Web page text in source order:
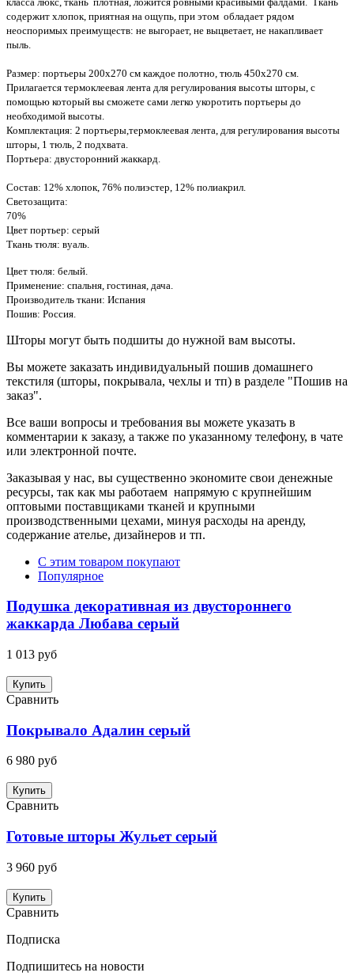
содержит хлопок, приятная на ощупь, при этом обладает рядом
неоспоримых преимуществ: не выгорает, не выцветает, не накапливает
пыль.
Размер: портьеры 200х270 см каждое полотно, тюль 450х270 см.
Прилагается термоклеевая лента для регулирования высоты шторы, с
помощью который вы сможете сами легко укоротить портьеры до
необходимой высоты.
Комплектация: 2 портьеры,термоклеевая лента, для регулирования высоты
шторы, 1 тюль, 2 подхвата.
Портьера: двусторонний жаккард.
Состав: 12% хлопок, 76% полиэстер, 12% полиакрил.
Светозащита:
70%
Цвет портьер: серый
Ткань тюля: вуаль.
Цвет тюля: белый.
Применение: спальня, гостиная, дача.
Производитель ткани: Испания
Пошив: Россия.
Шторы могут быть подшиты до нужной вам высоты.
Вы можете заказать индивидуальный пошив домашнего
текстиля (шторы, покрывала, чехлы и тп) в разделе "Пошив на
заказ".
Все ваши вопросы и требования вы можете указать в
комментарии к заказу, а также по указанному телефону, в чате
или электронной почте.
Заказывая у нас, вы существенно экономите свои денежные
ресурсы, так как мы работаем напрямую с крупнейшим
оптовыми поставщиками тканей и крупными
производственными цехами, минуя расходы на аренду,
содержание ателье, дизайнеров и тп.
С этим товаром покупают
Популярное
Подушка декоративная из двустороннего
жаккарда Любава серый
1 013 руб
Купить
Сравнить
Покрывало Адалин серый
6 980 руб
Купить
Сравнить
Готовые шторы Жульет серый
3 960 руб
Купить
Сравнить
Подписка
Подпишитесь на новости